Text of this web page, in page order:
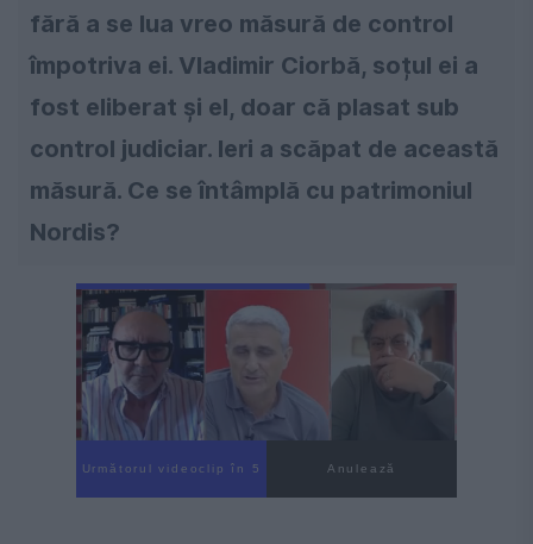
fără a se lua vreo măsură de control
împotriva ei. Vladimir Ciorbă, soțul ei a
fost eliberat și el, doar că plasat sub
control judiciar. Ieri a scăpat de această
măsură. Ce se întâmplă cu patrimoniul
Nordis?
Următorul videoclip în 3 Anulează